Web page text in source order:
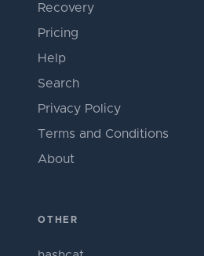
Recovery
Pricing
Help
Search
Privacy Policy
Terms and Conditions
About
OTHER